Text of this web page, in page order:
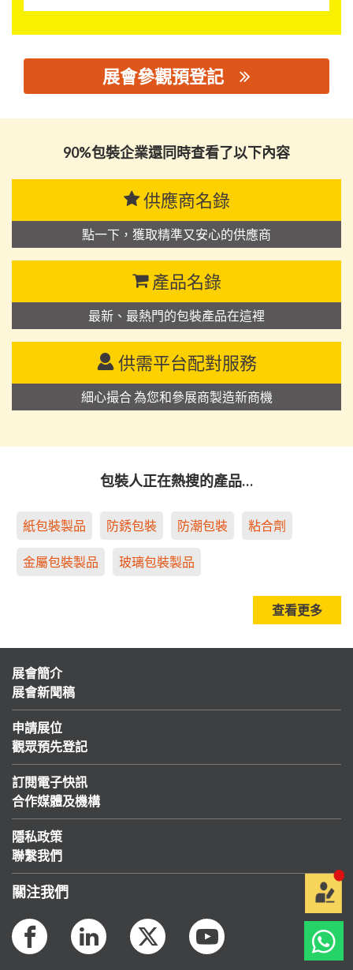
展會參觀預登記
90%包裝企業還同時查看了以下內容
供應商名錄
點一下，獲取精準又安心的供應商
產品名錄
最新、最熱門的包裝產品在這裡
供需平台配對服務
細心撮合 為您和參展商製造新商機
包裝人正在熱搜的產品…
紙包裝製品 防銹包裝 防潮包裝 粘合劑
金屬包裝製品 玻璃包裝製品
查看更多
展會簡介
展會新聞稿
申請展位
觀眾預先登記
訂閱電子快訊
合作媒體及機構
隱私政策
聯繫我們
關注我們